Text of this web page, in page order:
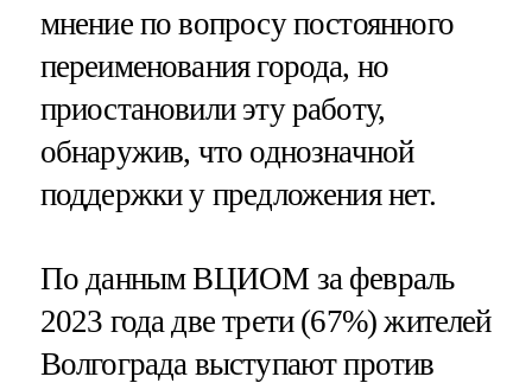
мнение по вопросу постоянного
переименования города, но
приостановили эту работу,
обнаружив, что однозначной
поддержки у предложения нет.
По данным ВЦИОМ за февраль
2023 года две трети (67%) жителей
Волгограда выступают против